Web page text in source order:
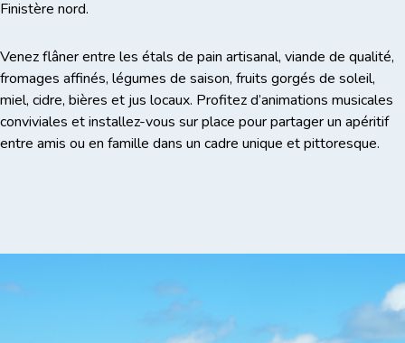
Finistère nord.
Venez flâner entre les étals de pain artisanal, viande de qualité,
fromages affinés, légumes de saison, fruits gorgés de soleil,
miel, cidre, bières et jus locaux. Profitez d’animations musicales
conviviales et installez-vous sur place pour partager un apéritif
entre amis ou en famille dans un cadre unique et pittoresque.